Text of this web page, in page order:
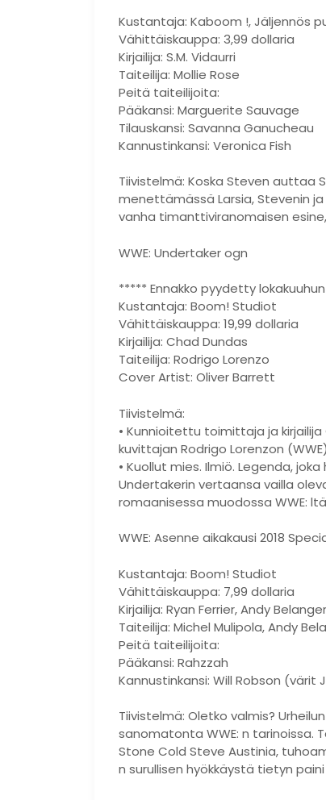
Kustantaja: Kaboom !, Jäljennös
Vähittäiskauppa: 3,99 dollaria
Kirjailija: S.M. Vidaurri
Taiteilija: Mollie Rose
Peitä taiteilijoita:
Pääkansi: Marguerite Sauvage
Tilauskansi: Savanna Ganucheau
Kannustinkansi: Veronica Fish
Tiivistelmä: Koska Steven auttaa
menettämässä Larsia, Stevenin
vanha timanttiviranomaisen
WWE: Undertaker ogn
***** Ennakko pyydetty
Kustantaja: Boom! Studiot
Vähittäiskauppa: 19,99 dollaria
Kirjailija: Chad Dundas
Taiteilija: Rodrigo Lorenzo
Cover Artist: Oliver Barrett
Tiivistelmä:
• Kunnioitettu toimittaja ja
kuvittajan Rodrigo Lorenzon
• Kuollut mies. Ilmiö. Legenda,
Undertakerin vertaansa vailla
romaanisessa muodossa WWE:
WWE: Asenne aikakausi 2018
Kustantaja: Boom! Studiot
Vähittäiskauppa: 7,99 dollaria
Kirjailija: Ryan Ferrier, Andy
Taiteilija: Michel Mulipola, Andy
Peitä taiteilijoita:
Pääkansi: Rahzzah
Kannustinkansi: Will Robson (värit
Tiivistelmä: Oletko valmis?
sanomatonta WWE: n tarinoissa.
Stone Cold Steve Austinia,
n surullisen hyökkäystä tietyn